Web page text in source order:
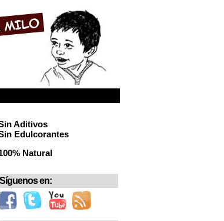
Aditivos
Edulcorantes
Natural
Síguenos en: